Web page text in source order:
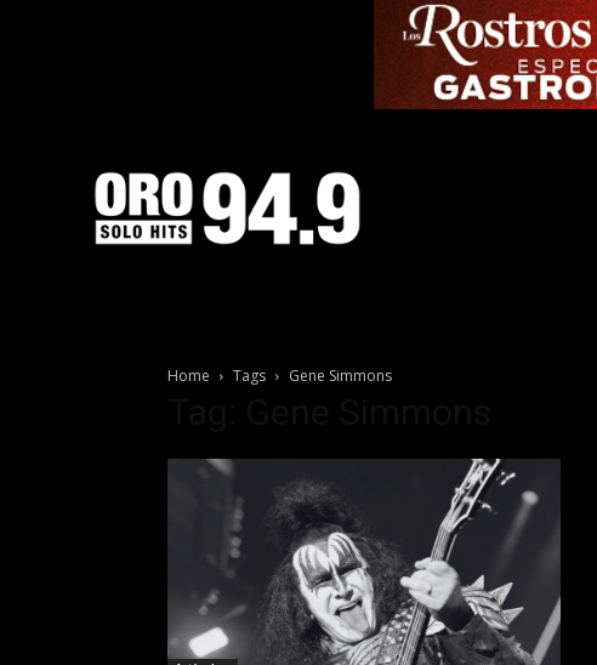
Home Tags Gene Simmons